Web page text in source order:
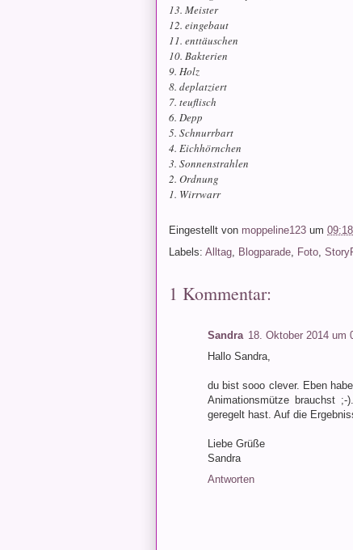
13. Meister
12. eingebaut
11. enttäuschen
10. Bakterien
9. Holz
8. deplatziert
7. teuflisch
6. Depp
5. Schnurrbart
4. Eichhörnchen
3. Sonnenstrahlen
2. Ordnung
1. Wirrwarr
Eingestellt von moppeline123 um 09:18
Labels: Alltag Blogparade Foto
1 Kommentar:
Sandra 18. Oktober 2014 um
Hallo Sandra,
du bist sooo clever. Eben
Animationsmütze brauchst
geregelt hast. Auf die
Liebe Grüße
Sandra
Antworten